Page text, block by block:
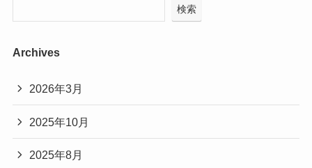
検索
Archives
2026年3月
2025年10月
2025年8月